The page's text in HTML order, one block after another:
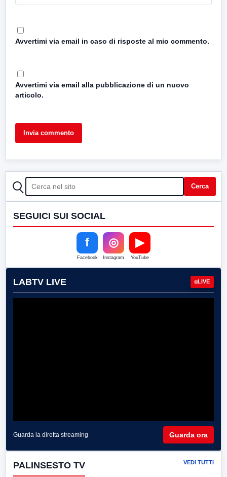
Avvertimi via email in caso di risposte al mio commento.
Avvertimi via email alla pubblicazione di un nuovo
articolo.
CERCA Cerca
SEGUICI SUI SOCIAL
f
Facebook
◎
Instagram
▶
YouTube
LABTV LIVE LIVE
Guarda la diretta streaming Guarda ora
PALINSESTO TV VEDI TUTTI